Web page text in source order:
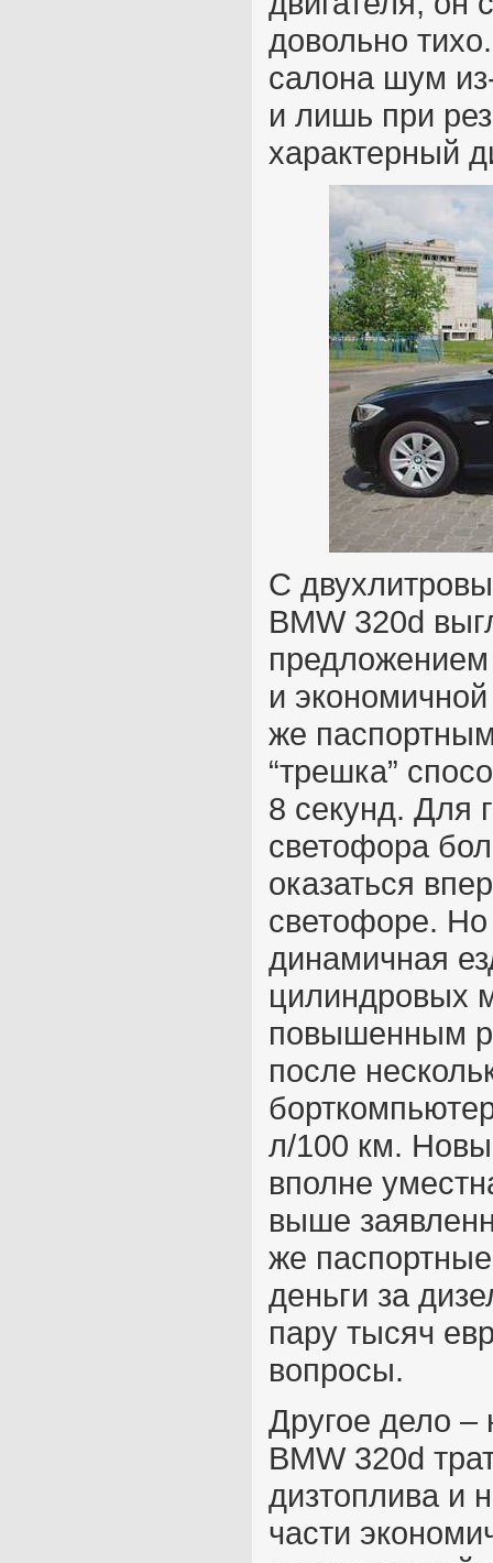
довольно
салона шум
и лишь при
характерный
С
BMW 320d
и
же
“трешка”
8 секунд. Для
светофора
оказаться
светофоре.
динамичная
цилиндровых
повышенным
после
л/100 км.
вполне
выше
же
деньги за
пару тысяч
вопросы.
Другое дело –
BMW 320d
дизтоплива и
части